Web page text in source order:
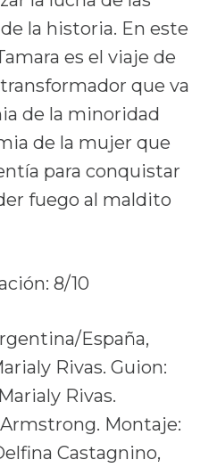
la historia. En este
es el viaje de
que va
de la minoridad
de la mujer que
para conquistar
fuego al maldito
8/10
España,
Rivas. Guion:
Rivas.
Montaje:
Castagnino,